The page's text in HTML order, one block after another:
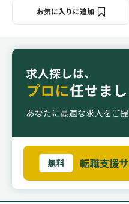
お気に入りに追加